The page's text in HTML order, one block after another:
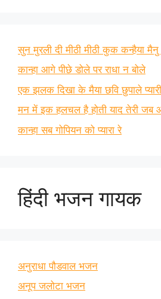
सुन मुरली दी मीठी मीठी कुक कन्हैया
कान्हा आगे पीछे डोले पर राधा न बोले
एक झलक दिखा के मैया छवि छुपाले प्यारी
मन में इक हलचल है होती याद तेरी जब
कान्हा सब गोपियन को प्यारा रे
हिंदी भजन गायक
अनुराधा पौडवाल भजन
अनूप जलोटा भजन